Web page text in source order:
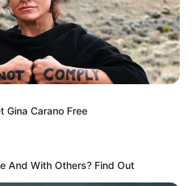
To A Common Habit. Do
Gina Carano Free
And With Others? Find Out